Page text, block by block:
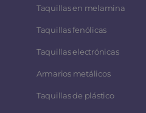
Taquillas en melamina
Taquillas fenólicas
Taquillas electrónicas
Armarios metálicos
Taquillas de plástico